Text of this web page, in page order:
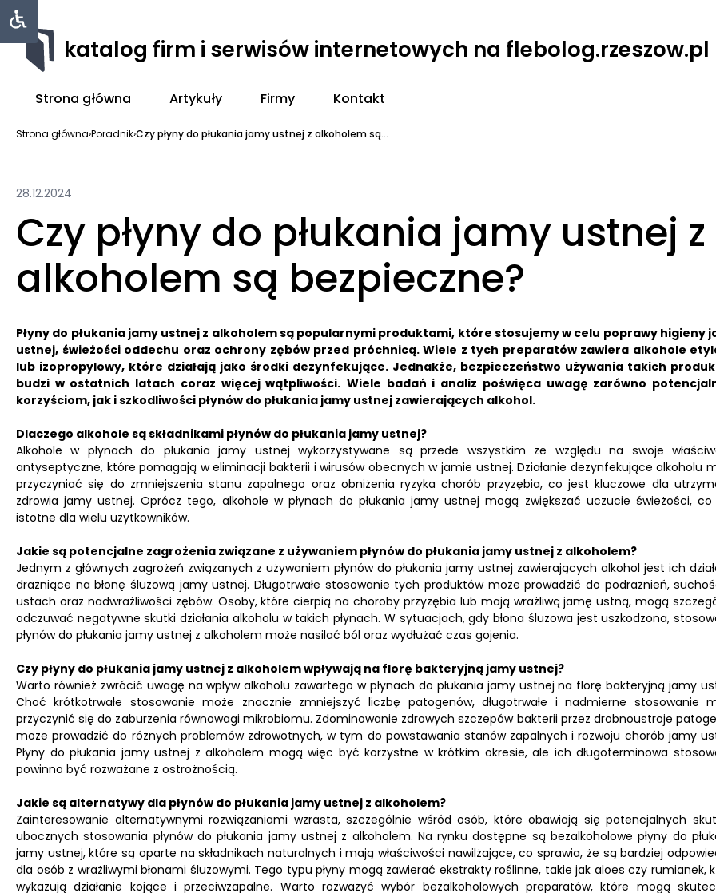
katalog firm i serwisów internetowych na flebolog.rzeszow.pl
Strona główna Artykuły Firmy Kontakt
Strona główna›Poradnik›Czy płyny do płukania jamy ustnej z alkoholem są...
28.12.2024
Czy płyny do płukania jamy ustnej z
alkoholem są bezpieczne?
Płyny do płukania jamy ustnej z alkoholem są popularnymi produktami, które stosujemy w celu poprawy higieny
ustnej, świeżości oddechu oraz ochrony zębów przed próchnicą.Wiele z tych preparatów zawiera alkohole
lub izopropylowy, które działają jako środki dezynfekujące. Jednakże, bezpieczeństwo używania takich
budzi w ostatnich latach coraz więcej wątpliwości. Wiele badań i analiz poświęca uwagę zarówno
korzyściom, jak i szkodliwości płynów do płukania jamy ustnej zawierających alkohol.
Dlaczego alkohole są składnikami płynów do płukania jamy ustnej?
Alkohole w płynach do płukania jamy ustnej wykorzystywane są przede wszystkim ze względu na swoje
antyseptyczne, które pomagają w eliminacji bakterii i wirusów obecnych w jamie ustnej. Działanie dezynfekujące alkoholu
przyczyniać się do zmniejszenia stanu zapalnego oraz obniżenia ryzyka chorób przyzębia, co jest kluczowe dla
zdrowia jamy ustnej. Oprócz tego, alkohole w płynach do płukania jamy ustnej mogą zwiększać uczucie świeżości,
istotne dla wielu użytkowników.
Jakie są potencjalne zagrożenia związane z używaniem płynów do płukania jamy ustnej z alkoholem?
Jednym z głównych zagrożeń związanych z używaniem płynów do płukania jamy ustnej zawierających alkohol jest ich
drażniące na błonę śluzową jamy ustnej. Długotrwałe stosowanie tych produktów może prowadzić do podrażnień,
ustach oraz nadwrażliwości zębów. Osoby, które cierpią na choroby przyzębia lub mają wrażliwą jamę ustną, mogą
odczuwać negatywne skutki działania alkoholu w takich płynach. W sytuacjach, gdy błona śluzowa jest uszkodzona,
płynów do płukania jamy ustnej z alkoholem może nasilać ból oraz wydłużać czas gojenia.
Czy płyny do płukania jamy ustnej z alkoholem wpływają na florę bakteryjną jamy ustnej?
Warto również zwrócić uwagę na wpływ alkoholu zawartego w płynach do płukania jamy ustnej na florę bakteryjną jamy
Choć krótkotrwałe stosowanie może znacznie zmniejszyć liczbę patogenów, długotrwałe i nadmierne stosowanie
przyczynić się do zaburzenia równowagi mikrobiomu. Zdominowanie zdrowych szczepów bakterii przez drobnoustroje
może prowadzić do różnych problemów zdrowotnych, w tym do powstawania stanów zapalnych i rozwoju chorób jamy
Płyny do płukania jamy ustnej z alkoholem mogą więc być korzystne w krótkim okresie, ale ich długoterminowa
powinno być rozważane z ostrożnością.
Jakie są alternatywy dla płynów do płukania jamy ustnej z alkoholem?
Zainteresowanie alternatywnymi rozwiązaniami wzrasta, szczególnie wśród osób, które obawiają się potencjalnych
ubocznych stosowania płynów do płukania jamy ustnej z alkoholem. Na rynku dostępne są bezalkoholowe płyny do
jamy ustnej, które są oparte na składnikach naturalnych i mają właściwości nawilżające, co sprawia, że są bardziej
dla osób z wrażliwymi błonami śluzowymi. Tego typu płyny mogą zawierać ekstrakty roślinne, takie jak aloes czy rumianek,
wykazują działanie kojące i przeciwzapalne. Warto rozważyć wybór bezalkoholowych preparatów, które mogą